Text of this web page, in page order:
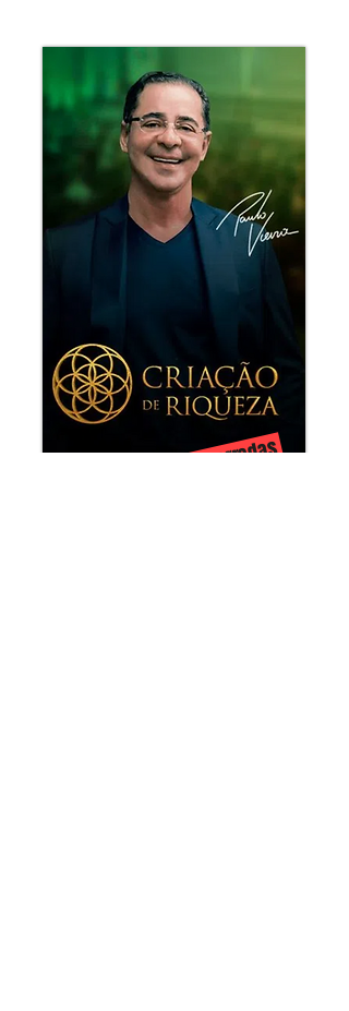
Inscrições encerradas